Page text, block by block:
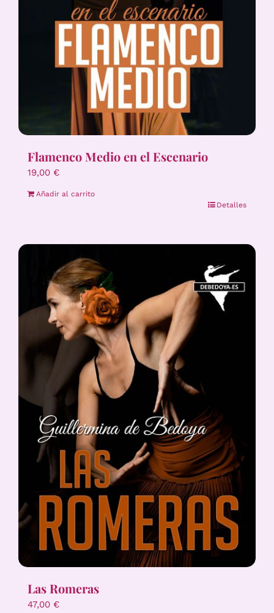
Flamenco Medio en el Escenario
19,00 €
Añadir al carrito
Detalles
Las Romeras
47,00 €